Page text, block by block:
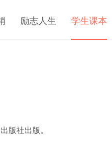
励志人生 学生课本
版社出版。